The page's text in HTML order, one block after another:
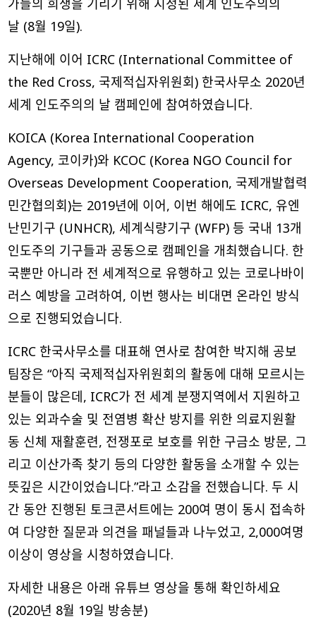
가들의 희생을 기리기 위해 지정된 세계 인도주의의
날 (8월 19일).
지난해에 이어 ICRC (International Committee of
the Red Cross, 국제적십자위원회) 한국사무소 2020년
세계 인도주의의 날 캠페인에 참여하였습니다.
KOICA (Korea International Cooperation
Agency, 코이카)와 KCOC (Korea NGO Council for
Overseas Development Cooperation, 국제개발협력
민간협의회)는 2019년에 이어, 이번 해에도 ICRC, 유엔
난민기구 (UNHCR), 세계식량기구 (WFP) 등 국내 13개
인도주의 기구들과 공동으로 캠페인을 개최했습니다. 한
국뿐만 아니라 전 세계적으로 유행하고 있는 코로나바이
러스 예방을 고려하여, 이번 행사는 비대면 온라인 방식
으로 진행되었습니다.
ICRC 한국사무소를 대표해 연사로 참여한 박지해 공보
팀장은 “아직 국제적십자위원회의 활동에 대해 모르시는
분들이 많은데, ICRC가 전 세계 분쟁지역에서 지원하고
있는 외과수술 및 전염병 확산 방지를 위한 의료지원활
동 신체 재활훈련, 전쟁포로 보호를 위한 구금소 방문, 그
리고 이산가족 찾기 등의 다양한 활동을 소개할 수 있는
뜻깊은 시간이었습니다.”라고 소감을 전했습니다. 두 시
간 동안 진행된 토크콘서트에는 200여 명이 동시 접속하
여 다양한 질문과 의견을 패널들과 나누었고, 2,000여명
이상이 영상을 시청하였습니다.
자세한 내용은 아래 유튜브 영상을 통해 확인하세요
(2020년 8월 19일 방송분)